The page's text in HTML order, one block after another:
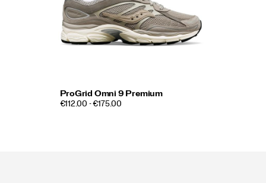
ProGrid Omni 9 Premium
€112.00 - €175.00